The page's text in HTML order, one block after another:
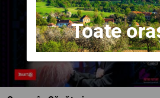
Toate